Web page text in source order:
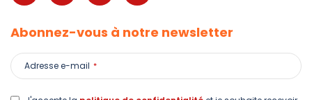
Abonnez-vous à notre newsletter
Adresse e-mail *